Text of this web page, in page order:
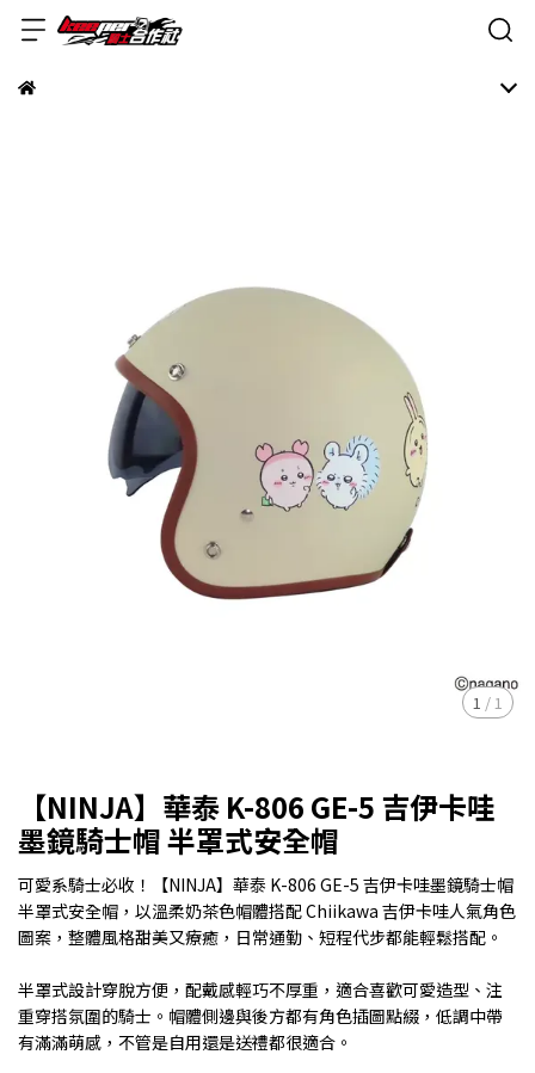
1 / 1
【NINJA】華泰 K-806 GE-5 吉伊卡哇
墨鏡騎士帽 半罩式安全帽
可愛系騎士必收！【NINJA】華泰 K-806 GE-5 吉伊卡哇墨鏡騎士帽
半罩式安全帽，以溫柔奶茶色帽體搭配 Chiikawa 吉伊卡哇人氣角色
圖案，整體風格甜美又療癒，日常通勤、短程代步都能輕鬆搭配。
半罩式設計穿脫方便，配戴感輕巧不厚重，適合喜歡可愛造型、注
重穿搭氛圍的騎士。帽體側邊與後方都有角色插圖點綴，低調中帶
有滿滿萌感，不管是自用還是送禮都很適合。